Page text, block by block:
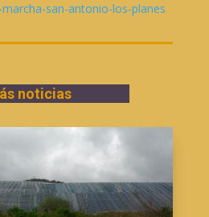
san-antonio-los-planes
noticias